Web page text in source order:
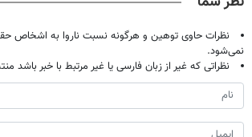
نظرات حاوی توهین و هرگونه نسبت ناروا به اشخاص
نمی‌شود.
نظراتی که غیر از زبان فارسی یا غیر مرتبط با خبر باشد